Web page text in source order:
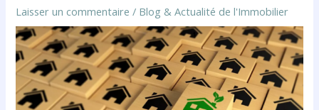
Laisser un commentaire / Blog & Actualité de l'Immobilier